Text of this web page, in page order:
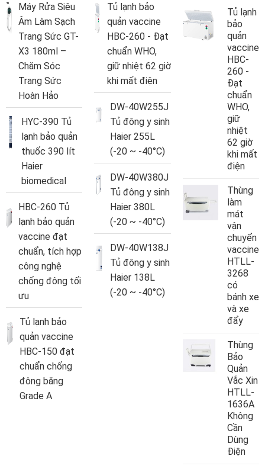
Máy Rửa Siêu
Âm Làm Sạch
Trang Sức GT-
X3 180ml –
Chăm Sóc
Trang Sức
Hoàn Hảo
HYC-390 Tủ
lạnh bảo quản
thuốc 390 lít
Haier
biomedical
HBC-260 Tủ
lạnh bảo quản
vaccine đạt
chuẩn, tích hợp
công nghệ
chống đông tối
ưu
Tủ lạnh bảo
quản vaccine
HBC-150 đạt
chuẩn chống
đông băng
Grade A
Tủ lạnh bảo
quản vaccine
HBC-260 - Đạt
chuẩn WHO,
giữ nhiệt 62 giờ
khi mất điện
DW-40W255J
Tủ đông y sinh
Haier 255L
(-20 ~ -40°C)
DW-40W380J
Tủ đông y sinh
Haier 380L
(-20 ~ -40°C)
DW-40W138J
Tủ đông y sinh
Haier 138L
(-20 ~ -40°C)
Tủ lạnh
bảo
quản
vaccine
HBC-
260 -
Đạt
chuẩn
WHO,
giữ
nhiệt
62 giờ
khi mất
điện
Thùng
làm
mát
vận
chuyển
vaccine
HTLL-
3268
có
bánh xe
và xe
đẩy
Thùng
Bảo
Quản
Vắc Xin
HTLL-
1636A
Không
Cần
Dùng
Điện